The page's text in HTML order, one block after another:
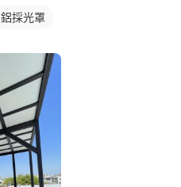
鋁採光罩